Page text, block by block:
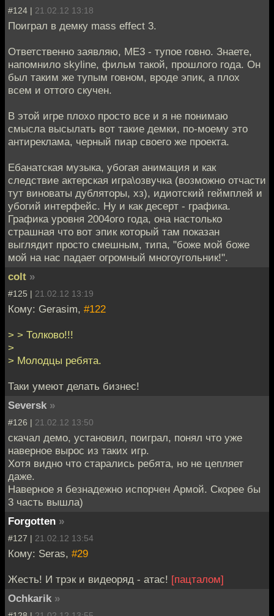
#124 | 21.02.12 13:18
Поиграл в демку mass effect 3.
Ответственно заявляю, ME3 - тупое говно. Знаете,
напомнило skyline, фильм такой, прошлого года. Он
был таким же тупым говном, вроде эпик, а плох
всем и оттого скучен.
В этой игре плохо просто все и я не понимаю
смысла высылать вот такие демки, по-моему это
антиреклама, черный пиар своего же проекта.
Ебанатская музыка, убогая анимация и как
следствие актерская игра\озвучка (возможно отчасти
тут виноваты дубляторы, хз), идиотский геймплей и
убогий интерфейс. Ну и как десерт - графика.
Графика уровня 2004ого года, она настолько
страшная что вот эпик который там показан
выглядит просто смешным, типа, "боже мой боже
мой на нас падает огромный многоугольник!".
colt »
#125 | 21.02.12 13:19
Кому: Gerasim, #122
> > Толково!!!
>
> Молодцы ребята.
Таки умеют делать бизнес!
Seversk »
#126 | 21.02.12 13:50
скачал демо, установил, поиграл, понял что уже
наверное вырос из таких игр.
Хотя видно что старались ребята, но не цепляет
даже.
Наверное я безнадежно испорчен Армой. Скорее бы
3 часть вышла)
Forgotten »
#127 | 21.02.12 13:54
Кому: Seras, #29
Жесть! И трэк и видеоряд - атас! [пацталом]
Ochkarik »